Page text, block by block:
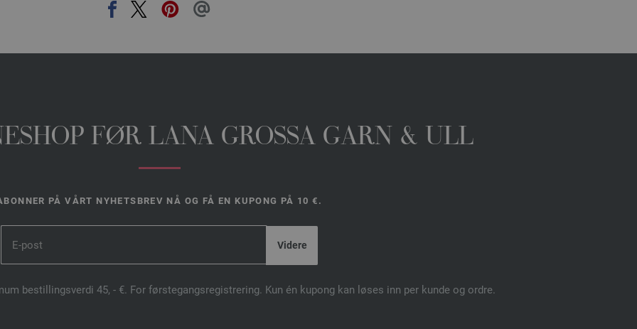
FØR LANA GROSSA GARN & ULL
PÅ VÅRT NYHETSBREV NÅ OG FÅ EN KUPONG PÅ 10 €.
bestillingsverdi 45, - €. For førstegangsregistrering. Kun én kupong kan løses inn per kunde og ordre.